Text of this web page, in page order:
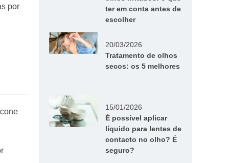
por
ter em conta antes de
escolher
20/03/2026
Tratamento de olhos
secos: os 5 melhores
15/01/2026
É possível aplicar
líquido para lentes de
contacto no olho? É
seguro?